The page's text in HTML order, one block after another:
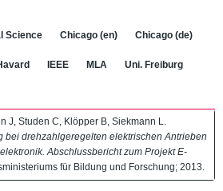
Science Chicago (en) Chicago (de)
IEEE MLA Uni. Freiburg
J, Studen C, Klöpper B, Siekmann L.
bei drehzahlgeregelten elektrischen Antrieben
Abschlussbericht zum Projekt E-
für Bildung und Forschung; 2013.